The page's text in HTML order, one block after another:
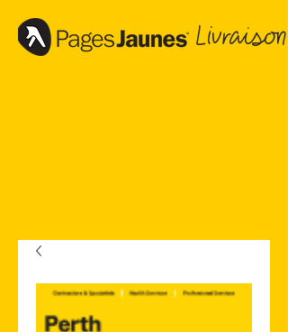
Livraison